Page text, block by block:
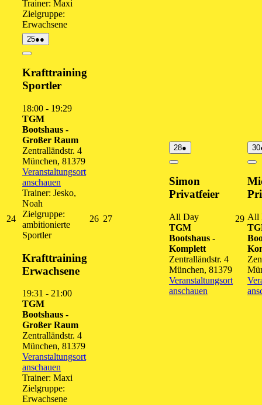
Trainer: Maxi
Zielgruppe:
Erwachsene
2424.
August
2026
2525.
August
●●
Veranstaltungen)
Close
Krafttraining
Sportler
18:00 - 19:29
TGM
Bootshaus -
Großer Raum
Zentralländstr. 4
München, 81379
Veranstaltungsort
anschauen
Trainer: Jesko,
Noah
Zielgruppe:
ambitionierte
Sportler
Krafttraining
Erwachsene
19:31 - 21:00
TGM
Bootshaus -
Großer Raum
Zentralländstr. 4
München, 81379
Veranstaltungsort
anschauen
Trainer: Maxi
Zielgruppe:
Erwachsene
2626.
2727.
2828.
August
●
Veranstaltung)
Close
Simon
Privatfeier
All Day
TGM
Bootshaus -
Komplett
Zentralländstr. 4
München, 81379
Veranstaltungsort
anschauen
2929.
2026
30
All